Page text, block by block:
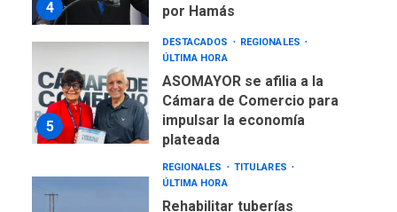
4
por Hamás
5
DESTACADOS
REGIONALES
ÚLTIMA HORA
ASOMAYOR se afilia a la
Cámara de Comercio para
impulsar la economía
plateada
REGIONALES
TITULARES
ÚLTIMA HORA
Rehabilitar tuberías